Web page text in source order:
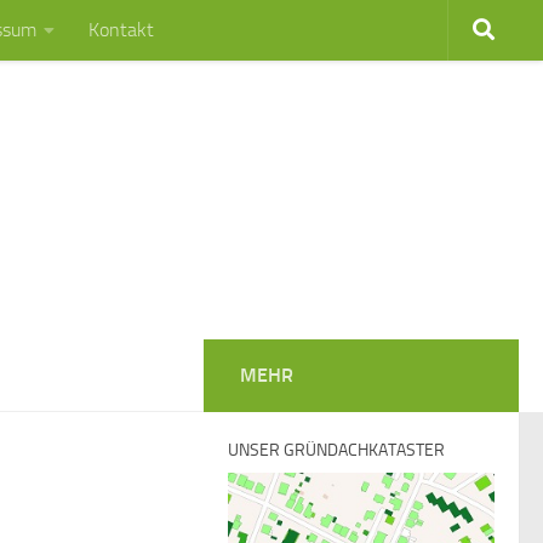
Kontakt
MEHR
UNSER GRÜNDACHKATASTER